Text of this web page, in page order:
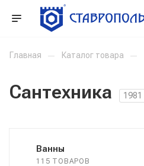
Главная — Каталог товара —
Сантехника 1981
Ванны
115 ТОВАРОВ